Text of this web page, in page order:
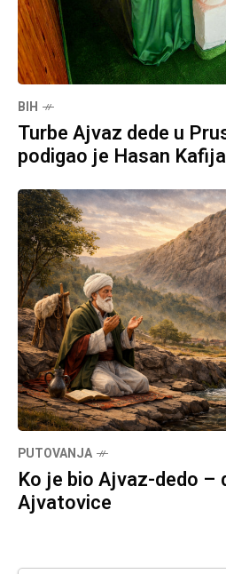
BIH
Turbe Ajvaz dede u
podigao je Hasan
PUTOVANJA
Ko je bio Ajvaz-dedo –
Ajvatovice